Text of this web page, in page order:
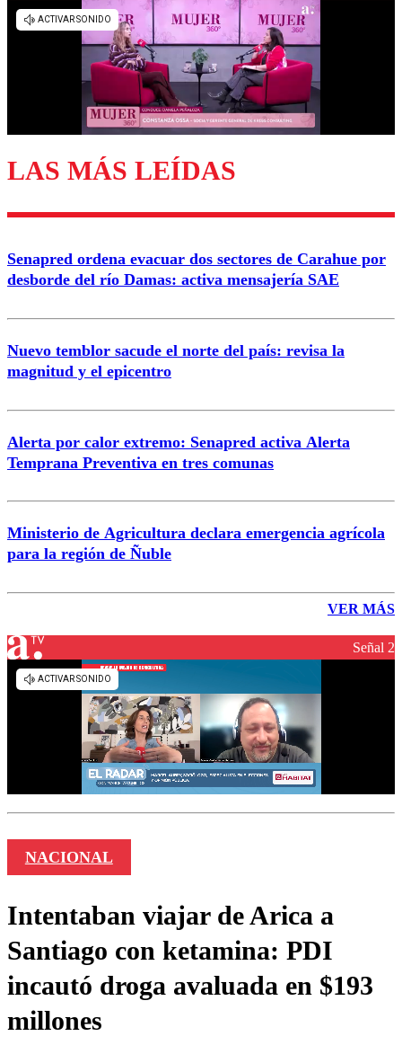
Los comentarios son moderados para garantizar un
diálogo respetuoso.
Enviar comentario
LAS MÁS LEÍDAS
Senapred ordena evacuar dos sectores de Carahue por
desborde del río Damas: activa mensajería SAE
Nuevo temblor sacude el norte del país: revisa la
magnitud y el epicentro
Alerta por calor extremo: Senapred activa Alerta
Temprana Preventiva en tres comunas
Ministerio de Agricultura declara emergencia agrícola
para la región de Ñuble
VER MÁS
Señal 2
NACIONAL
Intentaban viajar de Arica a
Santiago con ketamina: PDI
incautó droga avaluada en $193
millones